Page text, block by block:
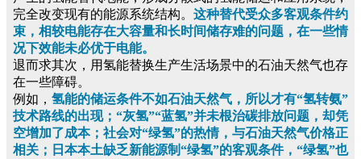
完全改变现有的能源系统结构。 这种替代受众多客观条件约
束，相较电能存在大容量和长时间储存难的问题，在一些情
况下效能未必优于电能。
退而求其次，用氢能替换生产生活场景中的石油天然气也存
在一些障碍。
例如， 氢能的储运条件不如石油天然气，所以才有“氢转氨”
技术路线的出现；“灰氢”“蓝氢”并未根治碳排放问题，却凭
空增加了成本；社会对“绿氢”的热情，与石油天然气价格正
相关；日本本土缺乏新能源制“绿氢”的客观条件，“绿氢”也